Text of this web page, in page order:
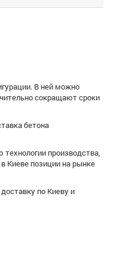
В ней можно
сокращают сроки
бетона
производства,
Киеве позиции на рынке
по Киеву и